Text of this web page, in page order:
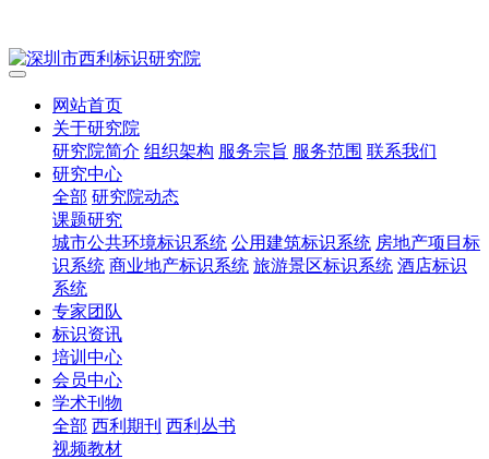
网站首页
关于研究院
研究院简介 组织架构 服务宗旨 服务范围 联系我们
研究中心
全部 研究院动态
课题研究
城市公共环境标识系统 公用建筑标识系统 房地产项目标
识系统 商业地产标识系统 旅游景区标识系统 酒店标识
系统
专家团队
标识资讯
培训中心
会员中心
学术刊物
全部 西利期刊 西利丛书
视频教材